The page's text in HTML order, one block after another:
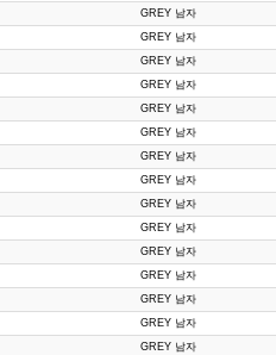
GREY 남자
GREY 남자
GREY 남자
GREY 남자
GREY 남자
GREY 남자
GREY 남자
GREY 남자
GREY 남자
GREY 남자
GREY 남자
GREY 남자
GREY 남자
GREY 남자
GREY 남자